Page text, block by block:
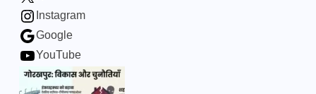
Instagram
Google
YouTube